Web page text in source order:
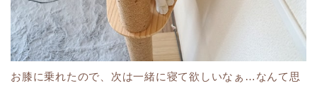
お膝に乗れたので、次は一緒に寝て欲しいなぁ…なんて思